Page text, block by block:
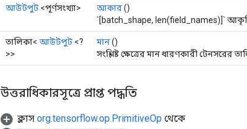
আউটপুট <পূর্ণসংখ্যা> আকার()
`[batch_shape, len(field_names)]`
তালিকা< আউটপুট <?
>>
মান()
সংশ্লিষ্ট ক্ষেত্রের মান ধারণকারী টেনসরের
উত্তরাধিকারসূত্রে প্রাপ্ত পদ্ধতি
ক্লাস org.tensorflow.op.PrimitiveOp থেকে